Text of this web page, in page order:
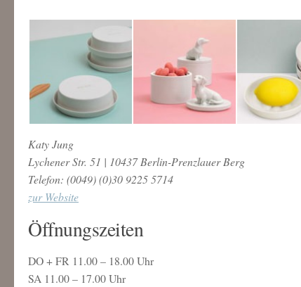
Katy Jung
Lychener Str. 51 | 10437 Berlin-Prenzlauer Berg
Telefon: (0049) (0)30 9225 5714
zur Website
Öffnungszeiten
DO + FR 11.00 – 18.00 Uhr
SA 11.00 – 17.00 Uhr